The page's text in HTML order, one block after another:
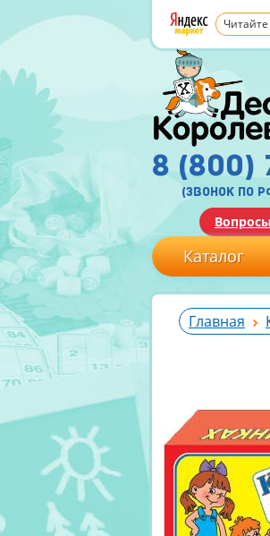
8 (800)
(звонок по
Каталог
Главная